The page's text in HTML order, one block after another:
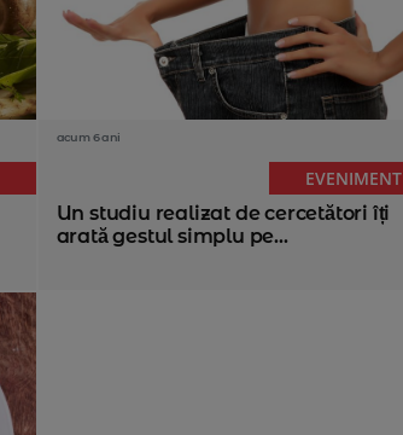
acum 6 ani
EVENIMENT
Un studiu realizat de cercetători îți
arată gestul simplu pe...